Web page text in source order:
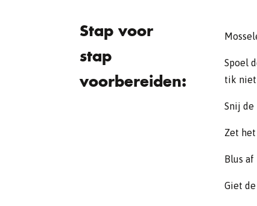
Stap voor
stap
voorbereiden:
Spoel
tik
Snij
Zet
Blus
Giet